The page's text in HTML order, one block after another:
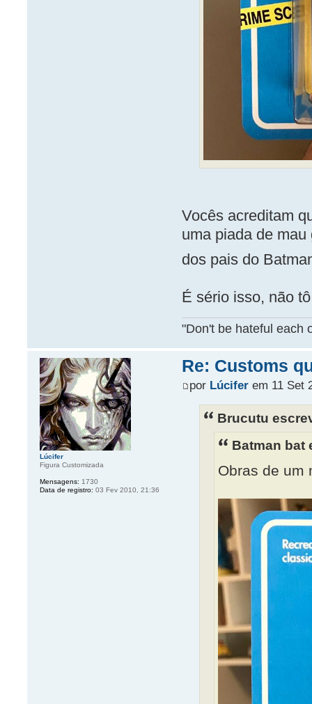
Vocês acreditam
uma piada de
dos pais do
É sério isso, não
"Don't be hateful each
Re: Customs
por Lúciferem 11 Set
Brucutu
Batman bat
Obras de
Lúcifer
Figura Customizada
Mensagens: 1730
Data de registro: 03 Fev 2010, 21:36